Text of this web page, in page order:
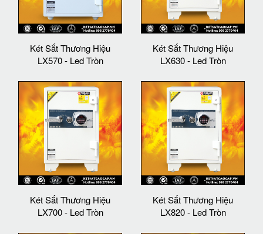
Két Sắt Thương Hiệu
LX570 - Led Tròn
Két Sắt Thương Hiệu
LX630 - Led Tròn
Két Sắt Thương Hiệu
LX700 - Led Tròn
Két Sắt Thương Hiệu
LX820 - Led Tròn